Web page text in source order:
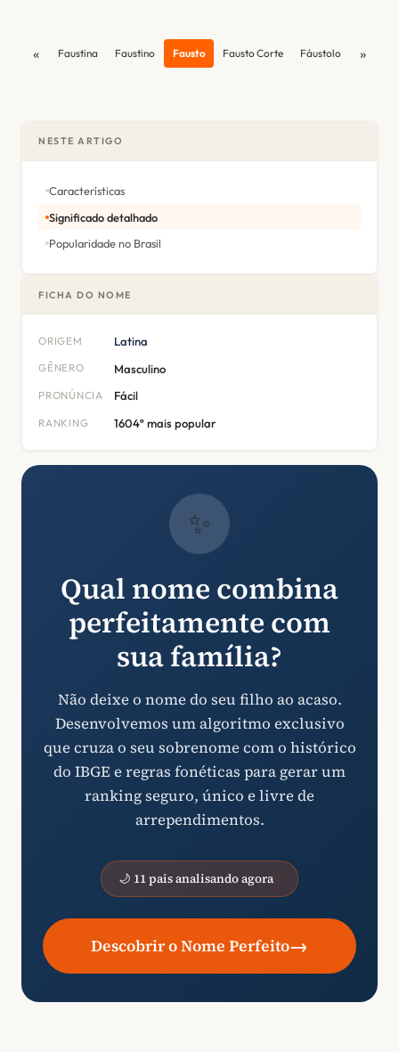
« Faustina Faustino Fausto Fausto Corte Fáustolo »
NESTE ARTIGO
Características
Significado detalhado
Popularidade no Brasil
FICHA DO NOME
ORIGEM Latina
GÊNERO Masculino
PRONÚNCIA Fácil
RANKING 1604º mais popular
✨
Qual nome combina
perfeitamente com
sua família?
Não deixe o nome do seu filho ao acaso.
Desenvolvemos um algoritmo exclusivo
que cruza o seu sobrenome com o histórico
do IBGE e regras fonéticas para gerar um
ranking seguro, único e livre de
arrependimentos.
🌙 11 pais analisando agora
Descobrir o Nome Perfeito→